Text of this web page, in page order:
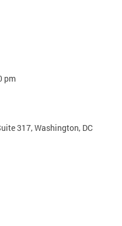
pm
317, Washington, DC